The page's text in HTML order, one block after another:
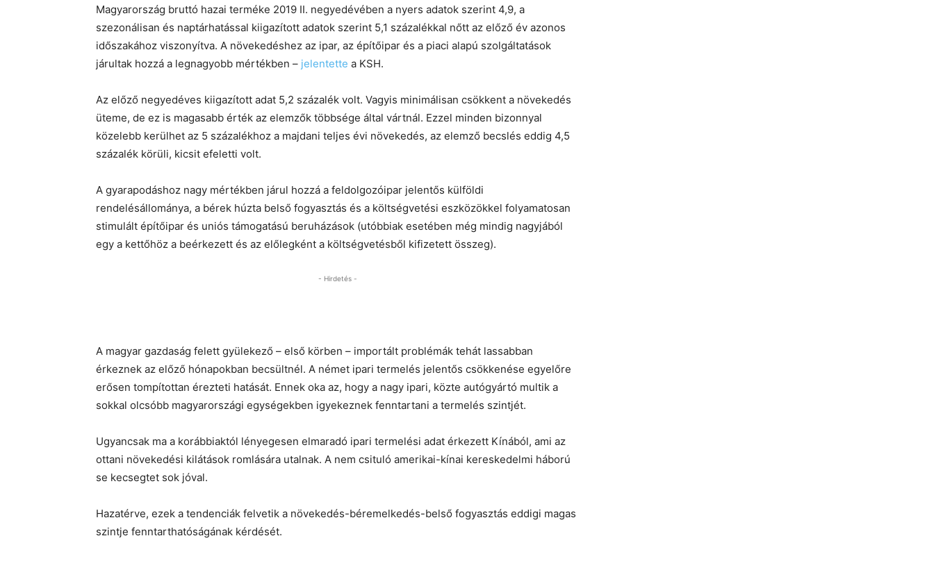
Magyarország bruttó hazai terméke 2019 II. negyedévében a nyers adatok szerint 4,9, a
szezonálisan és naptárhatással kiigazított adatok szerint 5,1 százalékkal nőtt az előző év azonos
időszakához viszonyítva. A növekedéshez az ipar, az építőipar és a piaci alapú szolgáltatások
járultak hozzá a legnagyobb mértékben – jelentette a KSH.
Az előző negyedéves kiigazított adat 5,2 százalék volt. Vagyis minimálisan csökkent a növekedés
üteme, de ez is magasabb érték az elemzők többsége által vártnál. Ezzel minden bizonnyal
közelebb kerülhet az 5 százalékhoz a majdani teljes évi növekedés, az elemző becslés eddig 4,5
százalék körüli, kicsit efeletti volt.
A gyarapodáshoz nagy mértékben járul hozzá a feldolgozóipar jelentős külföldi
rendelésállománya, a bérek húzta belső fogyasztás és a költségvetési eszközökkel folyamatosan
stimulált építőipar és uniós támogatású beruházások (utóbbiak esetében még mindig nagyjából
egy a kettőhöz a beérkezett és az előlegként a költségvetésből kifizetett összeg).
- Hirdetés -
A magyar gazdaság felett gyülekező – első körben – importált problémák tehát lassabban
érkeznek az előző hónapokban becsültnél. A német ipari termelés jelentős csökkenése egyelőre
erősen tompítottan érezteti hatását. Ennek oka az, hogy a nagy ipari, közte autógyártó multik a
sokkal olcsóbb magyarországi egységekben igyekeznek fenntartani a termelés szintjét.
Ugyancsak ma a korábbiaktól lényegesen elmaradó ipari termelési adat érkezett Kínából, ami az
ottani növekedési kilátások romlására utalnak. A nem csituló amerikai-kínai kereskedelmi háború
se kecsegtet sok jóval.
Hazatérve, ezek a tendenciák felvetik a növekedés-béremelkedés-belső fogyasztás eddigi magas
szintje fenntarthatóságának kérdését.